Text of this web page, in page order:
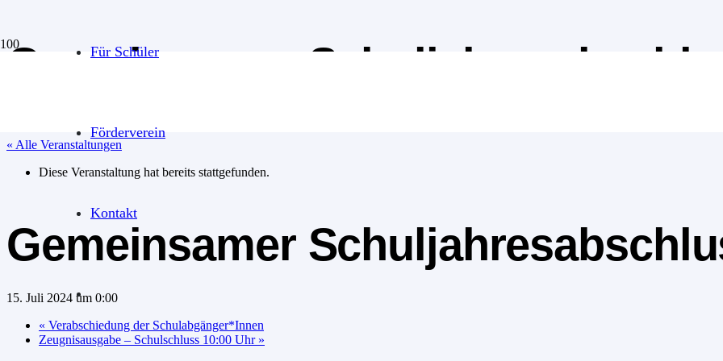
Für Schüler
Förderverein
Kontakt
Gemeinsamer
« Alle Veranstaltungen
Diese Veranstaltung hat bereits stattgefunden.
Gemeinsamer
15. Juli 2024 um 0:00
« Verabschiedung der Schulabgänger*Innen
Zeugnisausgabe – Schulschluss 10:00 Uhr »